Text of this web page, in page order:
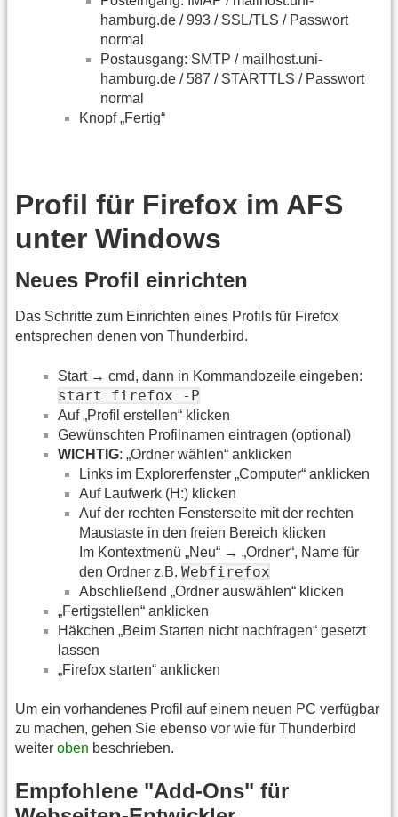
hamburg.de / 993 / SSL/TLS / Passwort
normal
Postausgang: SMTP / mailhost.uni-
hamburg.de / 587 / STARTTLS / Passwort
normal
Knopf „Fertig“
Profil für Firefox im AFS
unter Windows
Neues Profil einrichten
Das Schritte zum Einrichten eines Profils für Firefox
entsprechen denen von Thunderbird.
Start → cmd, dann in Kommandozeile eingeben:
start firefox -P
Auf „Profil erstellen“ klicken
Gewünschten Profilnamen eintragen (optional)
WICHTIG: „Ordner wählen“ anklicken
Links im Explorerfenster „Computer“ anklicken
Auf Laufwerk (H:) klicken
Auf der rechten Fensterseite mit der rechten
Maustaste in den freien Bereich klicken
Im Kontextmenü „Neu“ → „Ordner“, Name für
den Ordner z.B. Webfirefox
Abschließend „Ordner auswählen“ klicken
„Fertigstellen“ anklicken
Häkchen „Beim Starten nicht nachfragen“ gesetzt
lassen
„Firefox starten“ anklicken
Um ein vorhandenes Profil auf einem neuen PC verfügbar
zu machen, gehen Sie ebenso vor wie für Thunderbird
weiter oben beschrieben.
Empfohlene "Add-Ons" für